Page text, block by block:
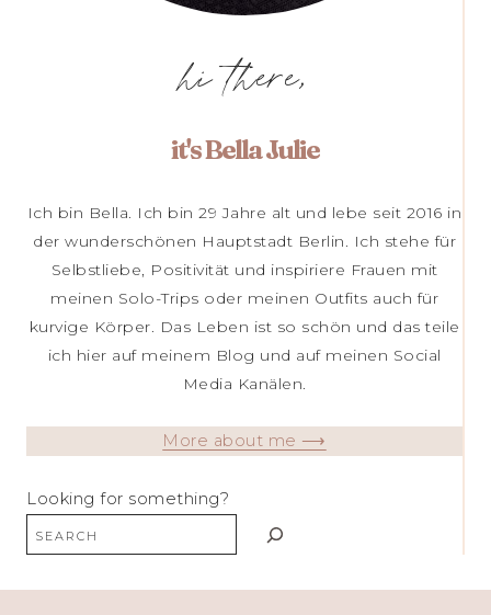
hi there,
it's Bella Julie
Ich bin Bella. Ich bin 29 Jahre alt und lebe seit 2016 in
der wunderschönen Hauptstadt Berlin. Ich stehe für
Selbstliebe, Positivität und inspiriere Frauen mit
meinen Solo-Trips oder meinen Outfits auch für
kurvige Körper. Das Leben ist so schön und das teile
ich hier auf meinem Blog und auf meinen Social
Media Kanälen.
More about me ⟶
Looking for something?